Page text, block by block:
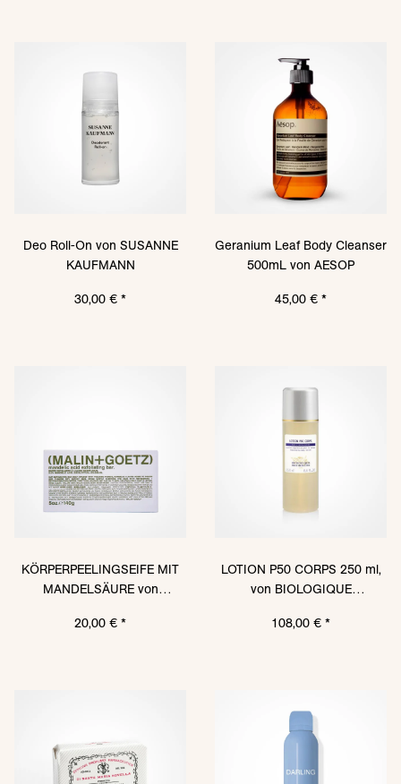
Deo Roll-On von SUSANNE
KAUFMANN
30,00 € *
Geranium Leaf Body Cleanser
500mL von AESOP
45,00 € *
KÖRPERPEELINGSEIFE MIT
MANDELSÄURE von
20,00 € *
LOTION P50 CORPS 250 ml,
von BIOLOGIQUE
108,00 € *